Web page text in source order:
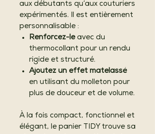
aux débutants qu’aux couturiers
expérimentés. Il est entièrement
personnalisable :
Renforcez-leavec du
thermocollant pour un rendu
rigide et structuré.
Ajoutez un effet matelassé
en utilisant du molleton pour
plus de douceur et de volume.
À la fois compact, fonctionnel et
élégant, le panier TIDY trouve sa